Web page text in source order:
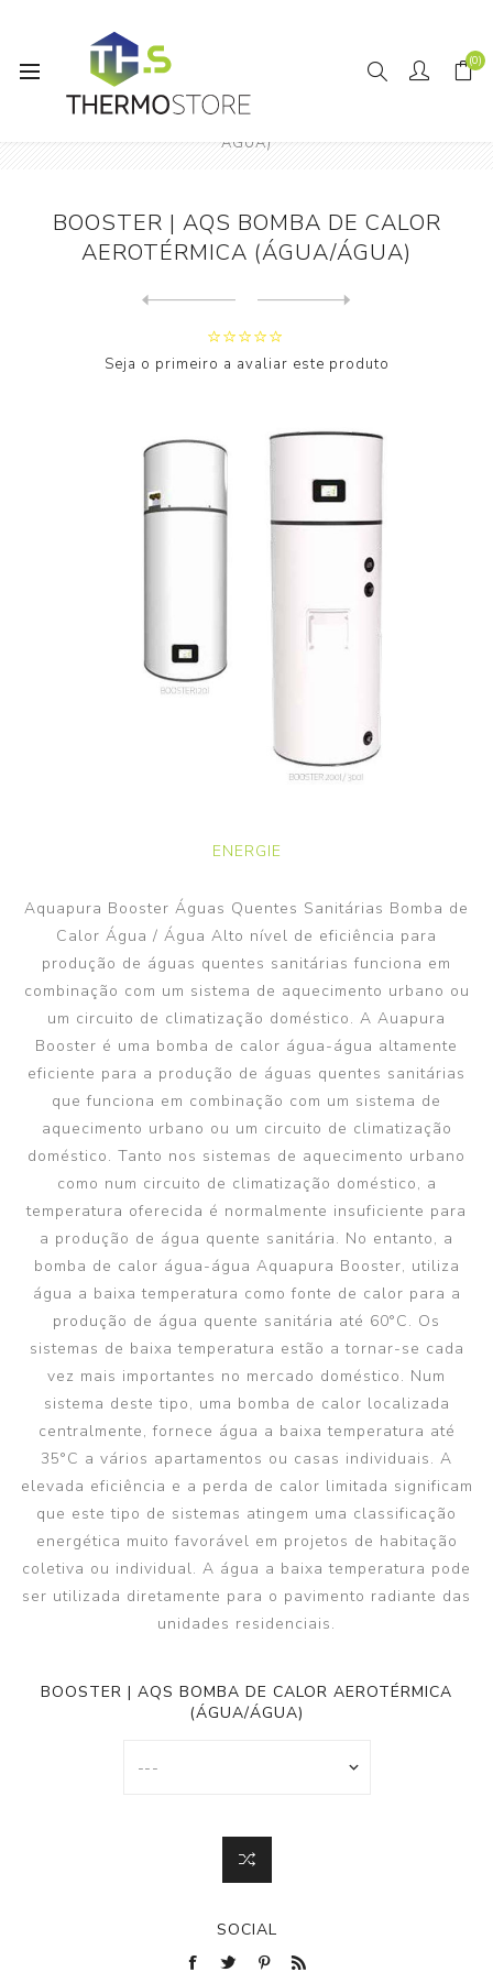
(0)
Início Bombas de Calor
ÁGUA)
BOOSTER | AQS BOMBA DE CALOR
AEROTÉRMICA (ÁGUA/ÁGUA)
Seja o primeiro a avaliar este produto
ENERGIE
Aquapura Booster Águas Quentes Sanitárias Bomba de
Calor Água / Água Alto nível de eficiência para
produção de águas quentes sanitárias funciona em
combinação com um sistema de aquecimento urbano ou
um circuito de climatização doméstico. A Auapura
Booster é uma bomba de calor água-água altamente
eficiente para a produção de águas quentes sanitárias
que funciona em combinação com um sistema de
aquecimento urbano ou um circuito de climatização
doméstico. Tanto nos sistemas de aquecimento urbano
como num circuito de climatização doméstico, a
temperatura oferecida é normalmente insuficiente para
a produção de água quente sanitária. No entanto, a
bomba de calor água-água Aquapura Booster, utiliza
água a baixa temperatura como fonte de calor para a
produção de água quente sanitária até 60°C. Os
sistemas de baixa temperatura estão a tornar-se cada
vez mais importantes no mercado doméstico. Num
sistema deste tipo, uma bomba de calor localizada
centralmente, fornece água a baixa temperatura até
35°C a vários apartamentos ou casas individuais. A
elevada eficiência e a perda de calor limitada significam
que este tipo de sistemas atingem uma classificação
energética muito favorável em projetos de habitação
coletiva ou individual. A água a baixa temperatura pode
ser utilizada diretamente para o pavimento radiante das
unidades residenciais.
BOOSTER | AQS BOMBA DE CALOR AEROTÉRMICA
(ÁGUA/ÁGUA)
SOCIAL